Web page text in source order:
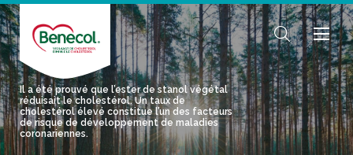
Il a été prouvé que l’ester de stanol végétal
réduisait le cholestérol. Un taux de
cholestérol élevé constitue l’un des facteurs
de risque de développement de maladies
coronariennes.